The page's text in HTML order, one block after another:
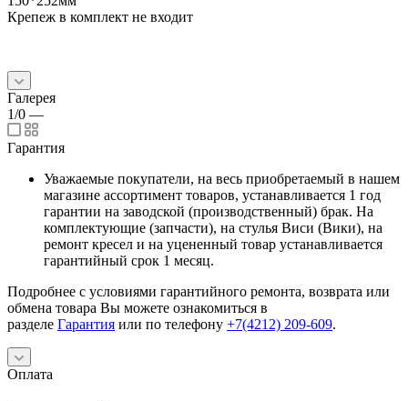
Крепеж в комплект не входит
Галерея
1/0 —
Гарантия
Уважаемые покупатели, на весь приобретаемый в нашем
магазине ассортимент товаров, устанавливается 1 год
гарантии на заводской (производственный) брак. На
комплектующие (запчасти), на стулья Виси (Вики), на
ремонт кресел и на уцененный товар устанавливается
гарантийный срок 1 месяц.
Подробнее с условиями гарантийного ремонта, возврата или
обмена товара Вы можете ознакомиться в
разделе Гарантия или по телефону +7(4212) 209-609.
Оплата